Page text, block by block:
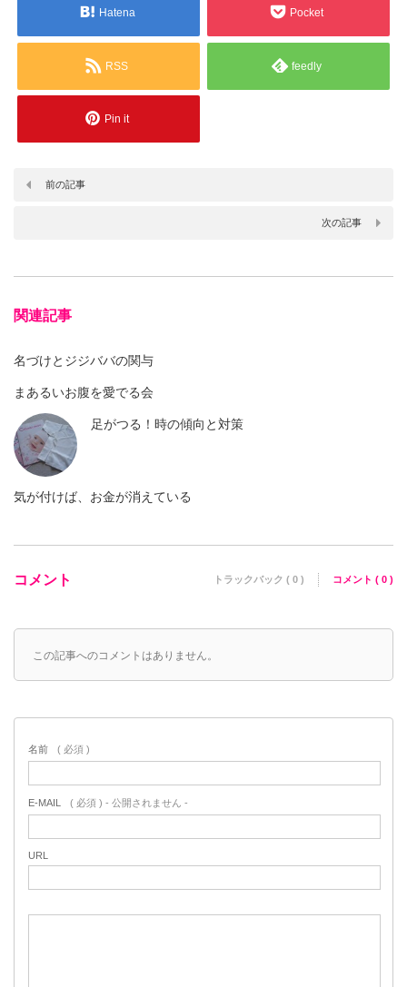
Hatena Pocket
RSS feedly
Pin it
前の記事
次の記事
関連記事
名づけとジジババの関与
まあるいお腹を愛でる会
足がつる！時の傾向と対策
気が付けば、お金が消えている
コメント トラックバック ( 0 ) コメント ( 0 )
この記事へのコメントはありません。
名前 ( 必須 )
E-MAIL ( 必須 ) - 公開されません -
URL